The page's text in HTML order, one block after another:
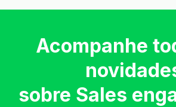
Acompanhe
sobre Sales